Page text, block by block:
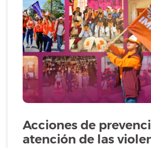
Acciones de
atención de las